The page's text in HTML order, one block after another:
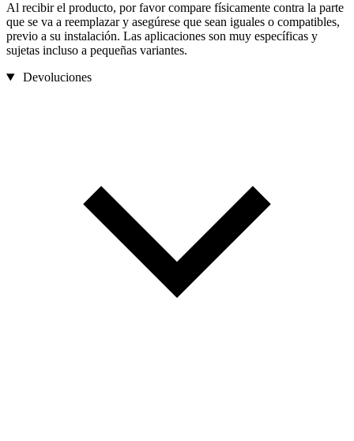
Al recibir el producto, por favor compare físicamente contra la parte
que se va a reemplazar y asegúrese que sean iguales o compatibles,
previo a su instalación. Las aplicaciones son muy específicas y
sujetas incluso a pequeñas variantes.
Devoluciones